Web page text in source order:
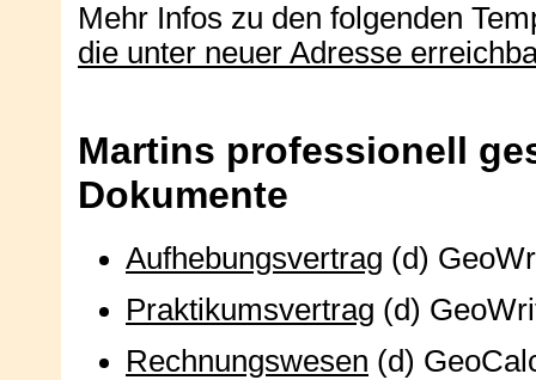
Mehr Infos zu den folgenden
die unter neuer Adresse
Martins professionell
Dokumente
Aufhebungsvertrag (d)
Praktikumsvertrag (d)
Rechnungswesen (d)